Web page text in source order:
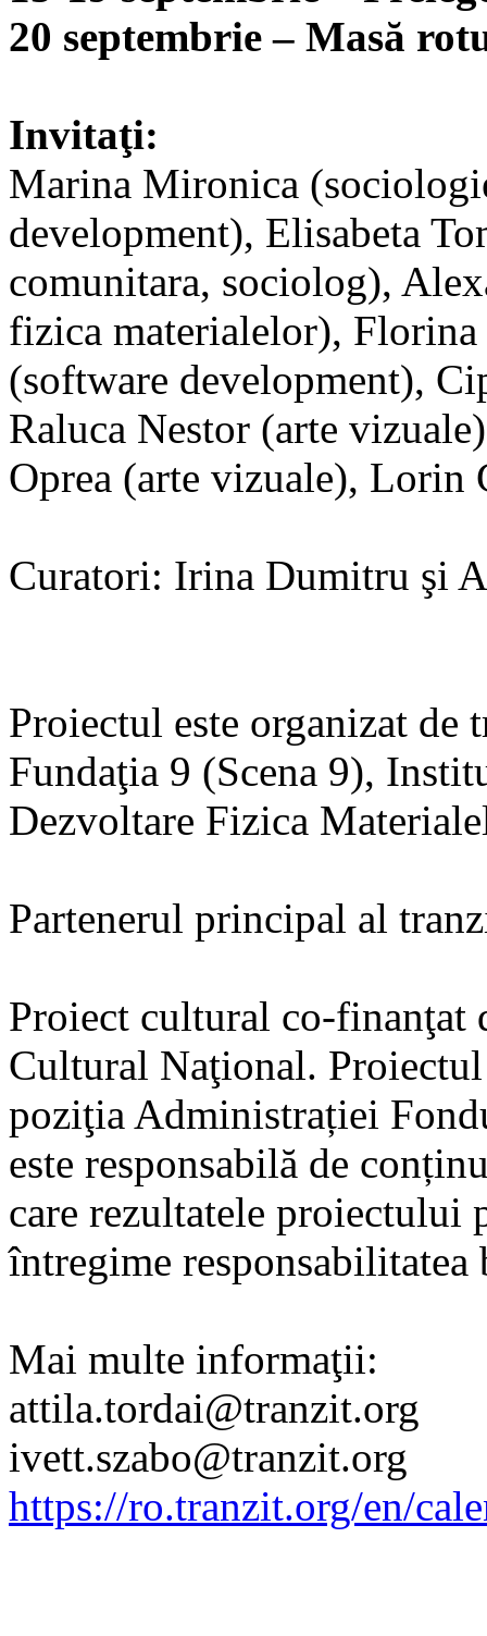
20 septembrie – Masă
Invitaţi:
Marina Mironica
development), Elisabeta
comunitara, sociolog),
fizica materialelor),
(software development),
Raluca Nestor (arte
Oprea (arte vizuale),
Curatori: Irina Dumitru şi
Proiectul este organizat
Fundaţia 9 (Scena 9),
Dezvoltare Fizica
Partenerul principal al
Proiect cultural co-
Cultural Naţional.
poziţia Administrației
este responsabilă de
care rezultatele proiectului
întregime
Mai multe informaţii:
attila.tordai@tranzit.org
ivett.szabo@tranzit.org
https://ro.tranzit.org/en/